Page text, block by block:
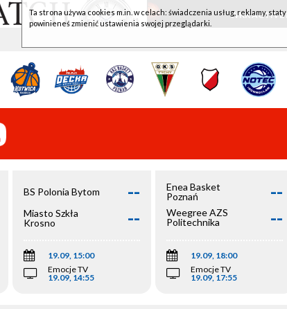
WKK ACTIVE
BS Polonia Bytom --
Miasto Szkła
Krosno
--
19.09, 15:00
Emocje TV
19.09, 14:55
Enea Basket
Poznań
--
Weegree AZS
Politechnika
--
19.09, 18:00
Emocje TV
19.09, 17:55
Ta strona używa cookies m.in. w celach: świadczenia usług, reklamy,
powinieneś zmienić ustawienia swojej przeglądarki.